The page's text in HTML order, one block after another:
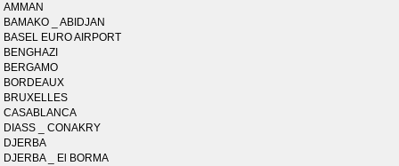
AMMAN
BAMAKO _ ABIDJAN
BASEL EURO AIRPORT
BENGHAZI
BERGAMO
BORDEAUX
BRUXELLES
CASABLANCA
DIASS _ CONAKRY
DJERBA
DJERBA _ El BORMA